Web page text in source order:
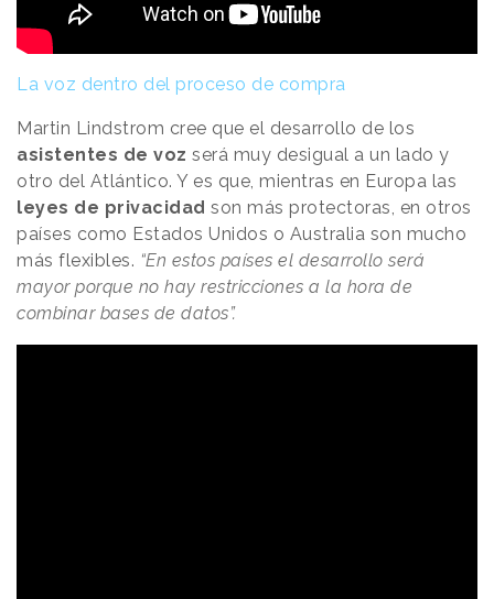
La voz dentro del proceso de compra
Martin Lindstrom cree que el desarrollo de los
asistentes de voz será muy desigual a un lado y
otro del Atlántico. Y es que, mientras en Europa las
leyes de privacidad son más protectoras, en otros
países como Estados Unidos o Australia son mucho
más flexibles. “En estos países el desarrollo será
mayor porque no hay restricciones a la hora de
combinar bases de datos”.